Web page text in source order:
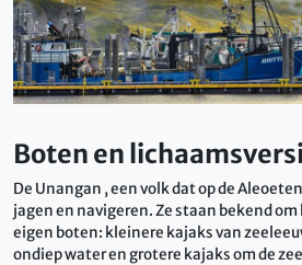
Boten en
De Unangan , een volk dat op de
jagen en navigeren. Ze staan ​​bekend
eigen boten: kleinere kajaks van
ondiep water en grotere kajaks om de